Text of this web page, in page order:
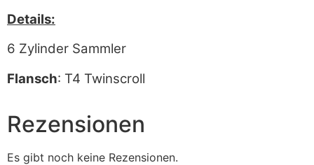
Details:
6 Zylinder Sammler
Flansch: T4 Twinscroll
Rezensionen
Es gibt noch keine Rezensionen.